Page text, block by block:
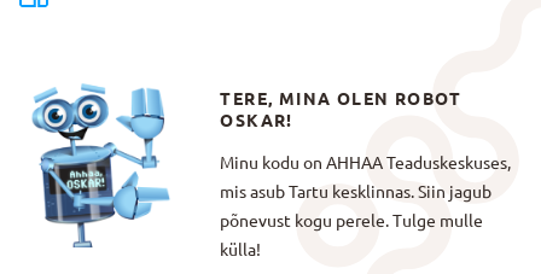
TERE, MINA OLEN ROBOT
OSKAR!
Minu kodu on AHHAA Teaduskeskuses,
mis asub Tartu kesklinnas. Siin jagub
põnevust kogu perele. Tulge mulle
külla!